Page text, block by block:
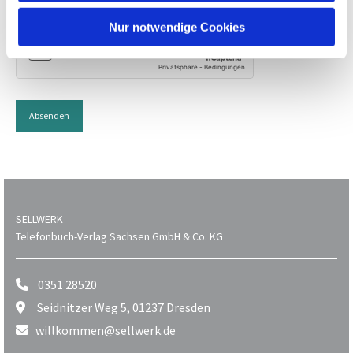
Nur notwendige Cookies
SELLWERK
Telefonbuch-Verlag Sachsen GmbH & Co. KG
 0351 28520
 Seidnitzer Weg 5, 01237 Dresden
 willkommen@sellwerk.de